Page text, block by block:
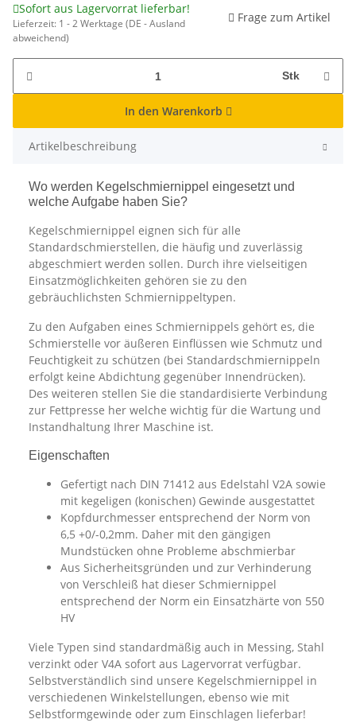
Sofort aus Lagervorrat lieferbar!
Lieferzeit: 1 - 2 Werktage (DE - Ausland
abweichend)
Frage zum Artikel
Stk
In den Warenkorb
Artikelbeschreibung
Wo werden Kegelschmiernippel eingesetzt und
welche Aufgabe haben Sie?
Kegelschmiernippel eignen sich für alle
Standardschmierstellen, die häufig und zuverlässig
abgeschmiert werden sollen. Durch ihre vielseitigen
Einsatzmöglichkeiten gehören sie zu den
gebräuchlichsten Schmiernippeltypen.
Zu den Aufgaben eines Schmiernippels gehört es, die
Schmierstelle vor äußeren Einflüssen wie Schmutz und
Feuchtigkeit zu schützen (bei Standardschmiernippeln
erfolgt keine Abdichtung gegenüber Innendrücken).
Des weiteren stellen Sie die standardisierte Verbindung
zur Fettpresse her welche wichtig für die Wartung und
Instandhaltung Ihrer Maschine ist.
Eigenschaften
Gefertigt nach DIN 71412 aus Edelstahl V2A sowie
mit kegeligen (konischen) Gewinde ausgestattet
Kopfdurchmesser entsprechend der Norm von
6,5 +0/-0,2mm. Daher mit den gängigen
Mundstücken ohne Probleme abschmierbar
Aus Sicherheitsgründen und zur Verhinderung
von Verschleiß hat dieser Schmiernippel
entsprechend der Norm ein Einsatzhärte von 550
HV
Viele Typen sind standardmäßig auch in Messing, Stahl
verzinkt oder V4A sofort aus Lagervorrat verfügbar.
Selbstverständlich sind unsere Kegelschmiernippel in
verschiedenen Winkelstellungen, ebenso wie mit
Selbstformgewinde oder zum Einschlagen lieferbar!